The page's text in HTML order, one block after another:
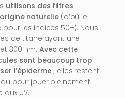
utilisons des filtres
naturelle(d’où le
les indices 50+). Nous
de titane ayant une
300 nm. Avec cette
sont beaucoup trop
l’épiderme; elles restent
pour jouer pleinement
aux UV.